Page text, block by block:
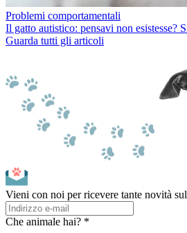
Problemi comportamentali
Il gatto autistico: pensavi non esistesse?
Guarda tutti gli articoli
Vieni con noi per ricevere tante novità
Che animale hai? *